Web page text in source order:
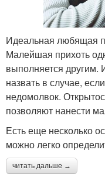
Идеальная любящая
Малейшая прихоть
выполняется
назвать в случае,
недомолвок.
позволяют нанести
Есть еще несколько
можно легко
читать дальше →